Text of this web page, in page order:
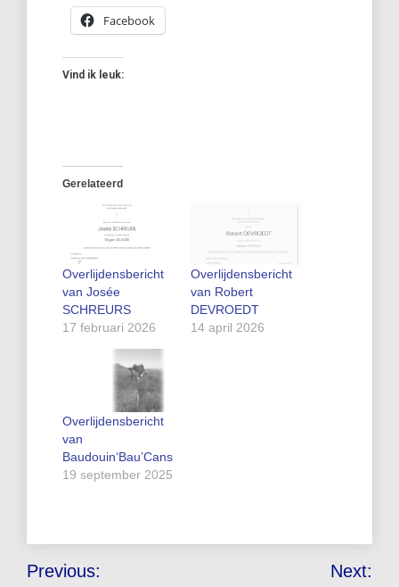
Facebook
Vind ik leuk:
Gerelateerd
Overlijdensbericht
van Josée
SCHREURS
17 februari 2026
Overlijdensbericht
van Robert
DEVROEDT
14 april 2026
Overlijdensbericht
van
Baudouin‘Bau’Cans
19 september 2025
Bericht
Previous: Next: